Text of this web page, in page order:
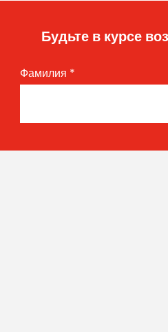
Будьте в курсе
Фамилия *